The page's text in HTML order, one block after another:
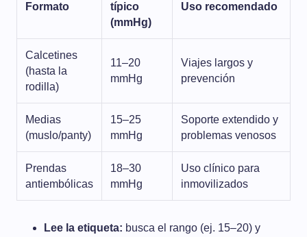
Formato
típico
(mmHg)
Uso recomendado
Calcetines
(hasta la
rodilla)
11–20
mmHg
Viajes largos y
prevención
Medias
(muslo/panty)
15–25
mmHg
Soporte extendido y
problemas venosos
Prendas
antiembólicas
18–30
mmHg
Uso clínico para
inmovilizados
Lee la etiqueta: busca el rango (ej. 15–20) y